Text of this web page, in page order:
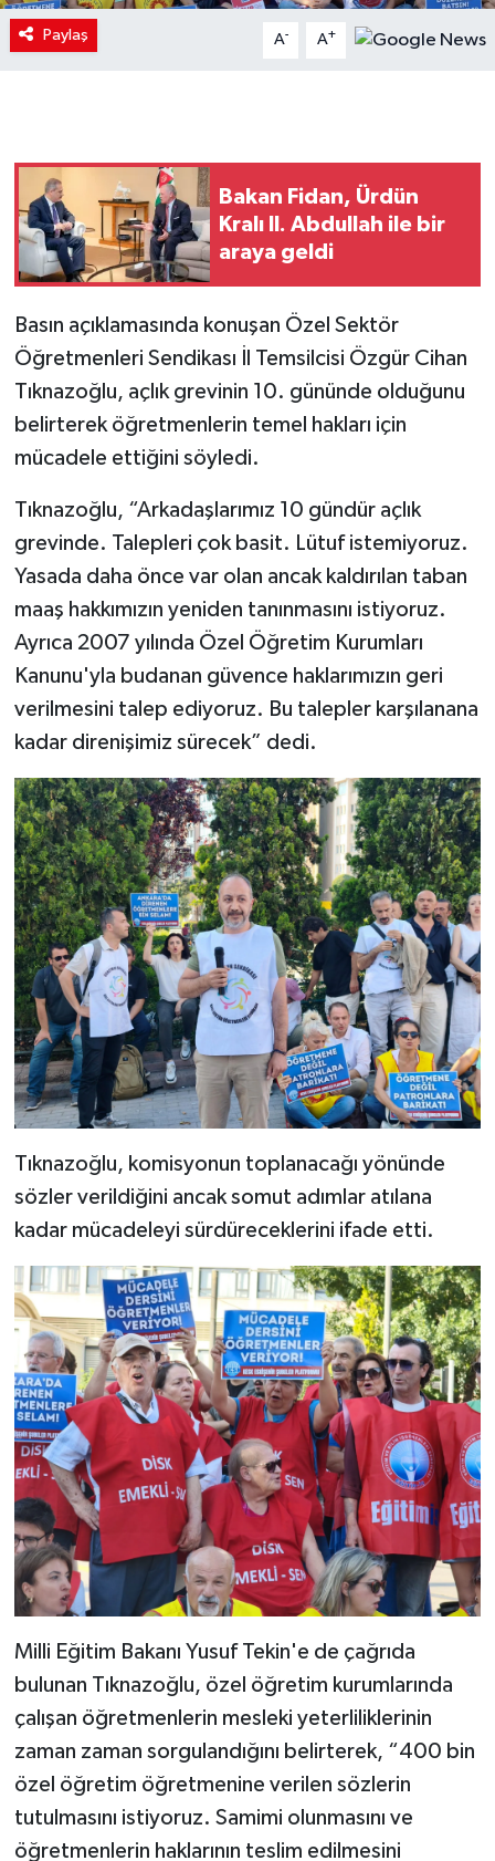
Paylaş A- A+
Bakan Fidan, Ürdün
Kralı II. Abdullah ile bir
araya geldi
Basın açıklamasında konuşan Özel Sektör
Öğretmenleri Sendikası İl Temsilcisi Özgür Cihan
Tıknazoğlu, açlık grevinin 10. gününde olduğunu
belirterek öğretmenlerin temel hakları için
mücadele ettiğini söyledi.
Tıknazoğlu, “Arkadaşlarımız 10 gündür açlık
grevinde. Talepleri çok basit. Lütuf istemiyoruz.
Yasada daha önce var olan ancak kaldırılan taban
maaş hakkımızın yeniden tanınmasını istiyoruz.
Ayrıca 2007 yılında Özel Öğretim Kurumları
Kanunu'yla budanan güvence haklarımızın geri
verilmesini talep ediyoruz. Bu talepler karşılanana
kadar direnişimiz sürecek” dedi.
Tıknazoğlu, komisyonun toplanacağı yönünde
sözler verildiğini ancak somut adımlar atılana
kadar mücadeleyi sürdüreceklerini ifade etti.
Milli Eğitim Bakanı Yusuf Tekin'e de çağrıda
bulunan Tıknazoğlu, özel öğretim kurumlarında
çalışan öğretmenlerin mesleki yeterliliklerinin
zaman zaman sorgulandığını belirterek, “400 bin
özel öğretim öğretmenine verilen sözlerin
tutulmasını istiyoruz. Samimi olunmasını ve
öğretmenlerin haklarının teslim edilmesini